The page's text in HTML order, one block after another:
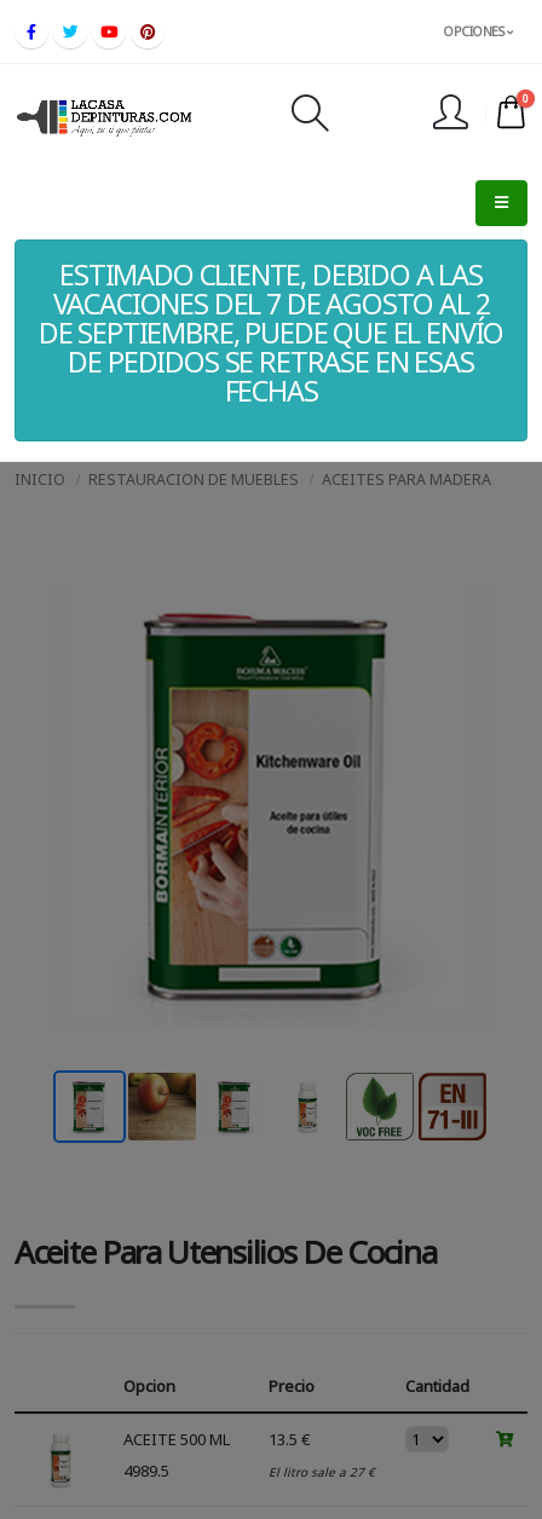
OPCIONES
0
ESTIMADO CLIENTE, DEBIDO A LAS
VACACIONES DEL 7 DE AGOSTO AL 2
DE SEPTIEMBRE, PUEDE QUE EL ENVÍO
DE PEDIDOS SE RETRASE EN ESAS
FECHAS
INICIO RESTAURACION DE MUEBLES ACEITES PARA MADERA
Aceite Para Utensilios De Cocina
Opcion Precio Cantidad
ACEITE 500 ML
4989.5
13.5 €
El litro sale a 27 €